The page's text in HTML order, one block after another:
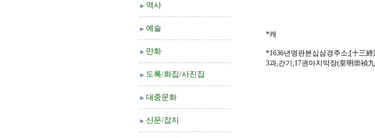
역사
예술
만화
도록/화집/사진집
대중문화
신문/잡지
*캐
*1636년명판본십삼경주소;[十三
3과,간기;17권마지막장(皇明崇禎